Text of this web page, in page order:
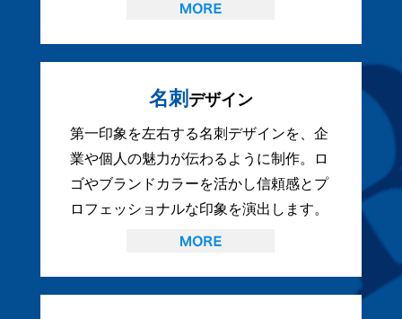
名刺 デザイン
第一印象を左右する名刺デザインを、企
業や個人の魅力が伝わるように制作。ロ
ゴやブランドカラーを活かし信頼感とプ
ロフェッショナルな印象を演出します。